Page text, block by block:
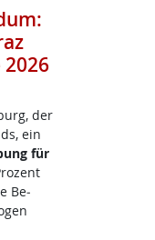
der
ein
für
Be­